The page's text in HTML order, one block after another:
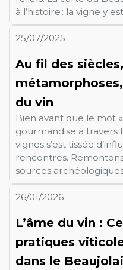
à l’histoire : la vigne y
25/07/2025
Au fil des
du vin
Bien avant que le mot
gourmandise à travers
vignes s’est tissée
rencontres.
sources
26/01/2026
L’âme du vin :
pratiques
dans le